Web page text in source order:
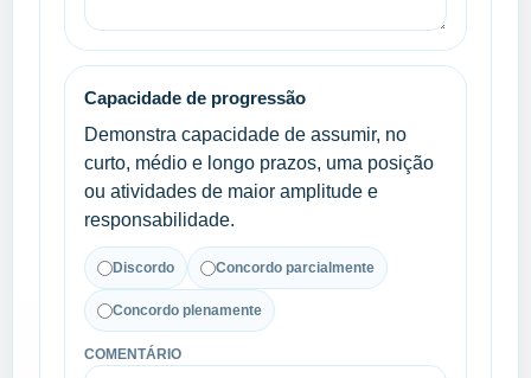
Capacidade de progressão
Demonstra capacidade de assumir, no
curto, médio e longo prazos, uma posição
ou atividades de maior amplitude e
responsabilidade.
Discordo Concordo parcialmente
Concordo plenamente
COMENTÁRIO